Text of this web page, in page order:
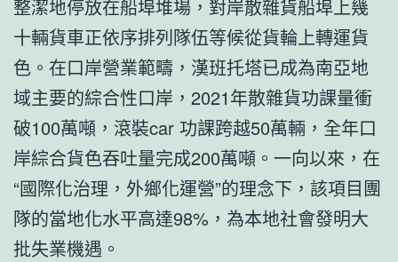
整潔地停放在船埠堆場，對岸散雜貨船埠上幾
十輛貨車正依序排列隊伍等候從貨輪上轉運貨
色。在口岸營業範疇，漢班托塔已成為南亞地
域主要的綜合性口岸，2021年散雜貨功課量衝
破100萬噸，滾裝car 功課跨越50萬輛，全年口
岸綜合貨色吞吐量完成200萬噸。一向以來，在
“國際化治理，外鄉化運營”的理念下，該項目團
隊的當地化水平高達98%，為本地社會發明大
批失業機遇。